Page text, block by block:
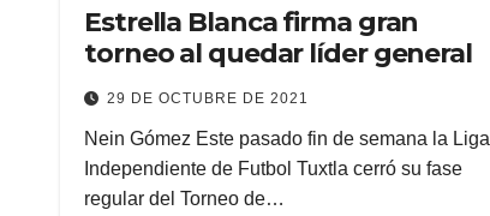
Estrella Blanca firma gran
torneo al quedar líder general
29 DE OCTUBRE DE 2021
Nein Gómez Este pasado fin de semana la Liga
Independiente de Futbol Tuxtla cerró su fase
regular del Torneo de…